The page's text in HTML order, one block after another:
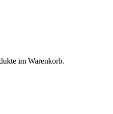
im Warenkorb.